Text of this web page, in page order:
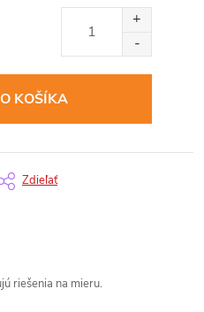
KOŠÍKA
Zdieľať
riešenia na mieru.